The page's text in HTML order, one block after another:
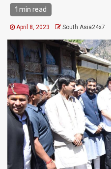
1 min read
April 8, 2023 South Asia24x7